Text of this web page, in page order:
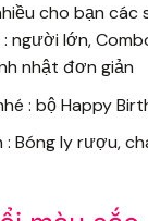
cho bạn
người lớn,
nhật đơn giản
: bộ Happy
: Bóng ly rượu,